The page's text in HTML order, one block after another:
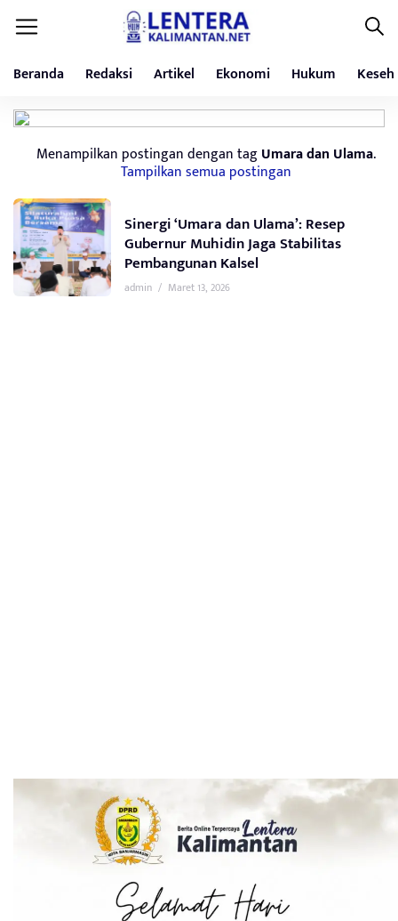
Beranda Redaksi Artikel Ekonomi Hukum
Menampilkan postingan dengan tagUmara dan Ulama.
Tampilkan semua postingan
Sinergi ‘Umara dan Ulama’: Resep
Gubernur Muhidin Jaga Stabilitas
Pembangunan Kalsel
admin / Maret 13, 2026